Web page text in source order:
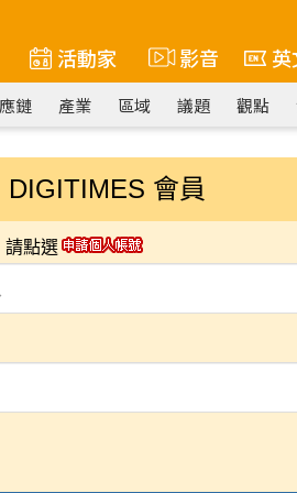
活動家 影音
鏈 產業 區域 議題 觀點
DIGITIMES 會員
請點選